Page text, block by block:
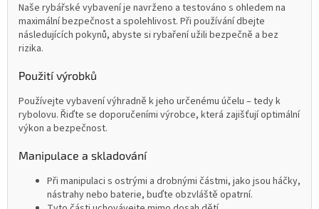
Naše rybářské vybavení je navrženo a testováno s ohledem na
maximální bezpečnost a spolehlivost. Při používání dbejte
následujících pokynů, abyste si rybaření užili bezpečně a bez
rizika.
Použití výrobků
Používejte vybavení výhradně k jeho určenému účelu – tedy k
rybolovu. Řiďte se doporučeními výrobce, která zajišťují optimální
výkon a bezpečnost.
Manipulace a skladování
Při manipulaci s ostrými a drobnými částmi, jako jsou háčky,
nástrahy nebo baterie, buďte obzvláště opatrní.